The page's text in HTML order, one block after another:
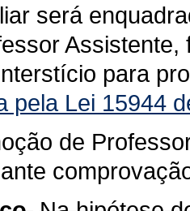
será
para
pela Lei 15944
de